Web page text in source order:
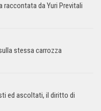
raccontata da Yuri Previtali
stessa carrozza
ed ascoltati, il diritto di